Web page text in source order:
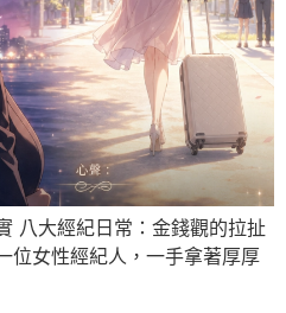
八大經紀日常：金錢觀的拉扯
位女性經紀人，一手拿著厚厚